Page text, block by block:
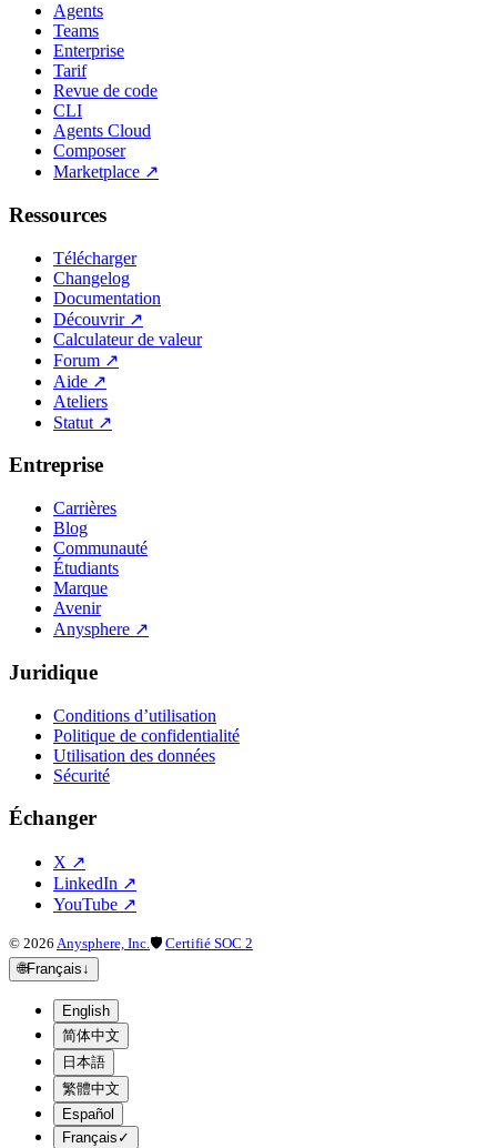
Agents
Teams
Enterprise
Tarif
Revue de code
CLI
Agents Cloud
Composer
Marketplace ↗
Ressources
Télécharger
Changelog
Documentation
Découvrir↗
Calculateur de valeur
Forum ↗
Aide ↗
Ateliers
Statut ↗
Entreprise
Carrières
Blog
Communauté
Étudiants
Marque
Avenir
Anysphere ↗
Juridique
Conditions d’utilisation
Politique de confidentialité
Utilisation des données
Sécurité
Échanger
X ↗
LinkedIn ↗
YouTube ↗
© 2026 Anysphere, Inc. 🛡 Certifié SOC 2
🌐Français↓
English
简体中文
日本語
繁體中文
Español
Français ✓